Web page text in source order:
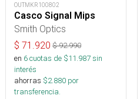
OUTMKR100802
Casco Signal Mips
Smith Optics
$ 71.920 $92.990
en 6cuotas de $11.987sin
interés
ahorras $2.880 por
transferencia.